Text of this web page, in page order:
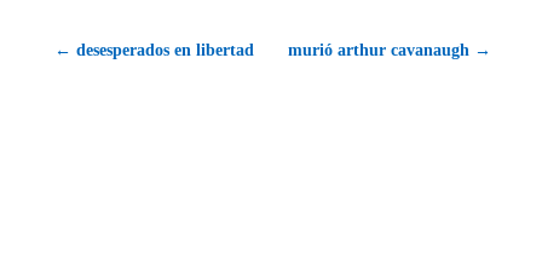
← desesperados en libertad murió arthur cavanaugh →